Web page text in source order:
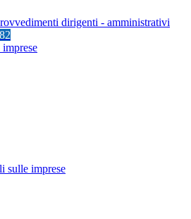
dirigenti - amministrativi
sulle imprese